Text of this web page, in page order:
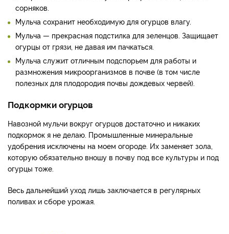
сорняков.
Мульча сохранит необходимую для огурцов влагу.
Мульча — прекрасная подстилка для зеленцов. Защищает
огурцы от грязи, не давая им пачкаться.
Мульча служит отличным подспорьем для работы и
размножения микроорганизмов в почве (в том числе
полезных для плодородия почвы дождевых червей).
Подкормки огурцов
Навозной мульчи вокруг огурцов достаточно и никаких
подкормок я не делаю. Промышленные минеральные
удобрения исключены на моем огороде. Их заменяет зола,
которую обязательно вношу в почву под все культуры и под
огурцы тоже.
Весь дальнейший уход лишь заключается в регулярных
поливах и сборе урожая.